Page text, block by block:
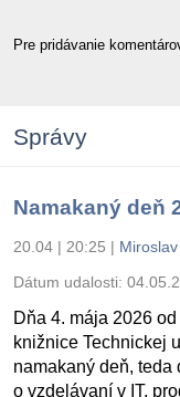
Pre pridávanie
Správy
Namakaný deň
20.04 | 20:25 |
Dátum udalosti:
Dňa 4. mája 2026
knižnice Technickej
namakaný deň, teda
o vzdelávaní v IT,